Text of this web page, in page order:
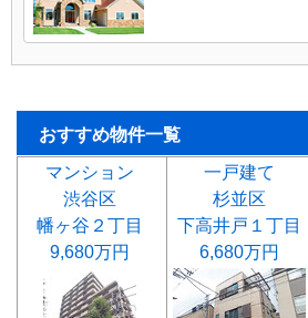
おすすめ物件一覧
マンション
渋谷区
幡ヶ谷２丁目
9,680万円
一戸建て
杉並区
下高井戸１丁目
6,680万円